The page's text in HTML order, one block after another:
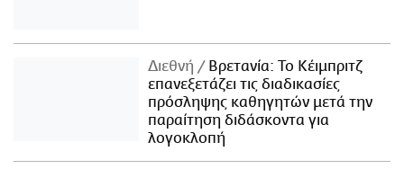
Διεθνή
Βρετανία: Το Κέιμπριτζ
επανεξετάζει τις διαδικασίες
πρόσληψης καθηγητών μετά την
παραίτηση διδάσκοντα για
λογοκλοπή